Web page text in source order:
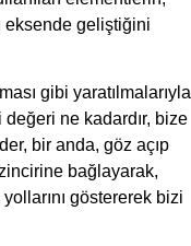
eksende geliştiğini
gibi yaratılmalarıyla
ne kadardır, bize
bir anda, göz açıp
bağlayarak,
göstererek bizi